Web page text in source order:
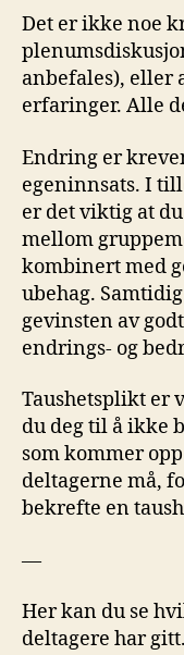
Det er ikke noe
anbefales), eller
erfaringer. Alle
Endring er
egeninnsats. I
er det viktig at
mellom
kombinert med
ubehag.
gevinsten av
endrings- og
Taushetsplikt er
du deg til å ikke
som kommer
deltagerne må,
bekrefte en
—
Her kan du se
deltagere har gitt.